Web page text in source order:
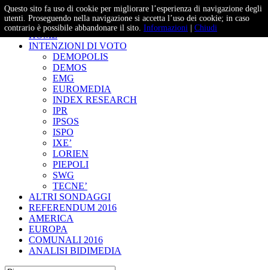
– Studi e Proiezioni Elettorali
HOME
INTENZIONI DI VOTO
DEMOPOLIS
DEMOS
EMG
EUROMEDIA
INDEX RESEARCH
IPR
IPSOS
ISPO
IXE’
LORIEN
PIEPOLI
SWG
TECNE’
ALTRI SONDAGGI
REFERENDUM 2016
AMERICA
EUROPA
COMUNALI 2016
ANALISI BIDIMEDIA
Questo sito fa uso di cookie per migliorare l’esperienza di navigazione degli
utenti. Proseguendo nella navigazione si accetta l’uso dei cookie; in caso
contrario è possibile abbandonare il sito. Informazioni Chiudi